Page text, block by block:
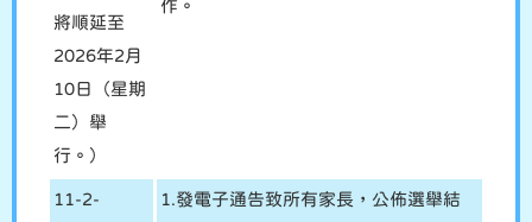
將順延至
2026年2月
10日（星期
二）舉
行。）
作。
11-2-
1.發電子通告致所有家長，公佈選舉結